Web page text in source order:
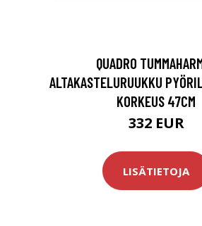
QUADRO
ALTAKASTELURUUKKU
KORKEUS 47CM
332 EUR
LISÄTIETOJA